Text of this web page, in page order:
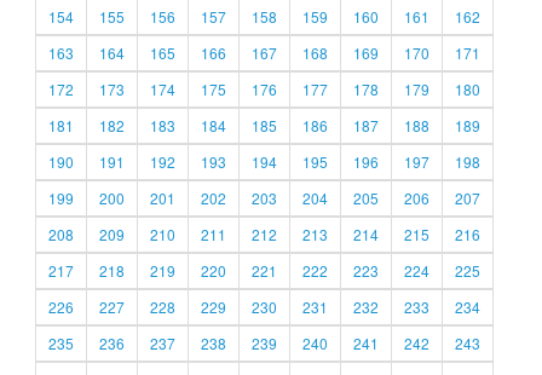
154
155 156 157 158 159 160 161
162
163
164 165 166 167 168 169 170
171
172
173 174 175 176 177 178 179
180
181
182 183 184 185 186 187 188
189
190
191 192 193 194 195 196 197
198
199
200 201 202 203 204 205 206
207
208
209 210 211 212 213 214 215
216
217
218 219 220 221 222 223 224
225
226
227 228 229 230 231 232 233
234
235
236 237 238 239 240 241 242
243